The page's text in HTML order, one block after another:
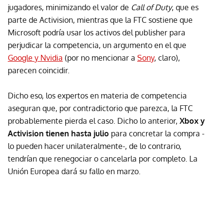
jugadores, minimizando el valor de Call of Duty, que es
parte de Activision, mientras que la FTC sostiene que
Microsoft podría usar los activos del publisher para
perjudicar la competencia, un argumento en el que
Google y Nvidia (por no mencionar a Sony, claro),
parecen coincidir.
Dicho eso, los expertos en materia de competencia
aseguran que, por contradictorio que parezca, la FTC
probablemente pierda el caso. Dicho lo anterior, Xbox y
Activision tienen hasta julio para concretar la compra -
lo pueden hacer unilateralmente-, de lo contrario,
tendrían que renegociar o cancelarla por completo. La
Unión Europea dará su fallo en marzo.